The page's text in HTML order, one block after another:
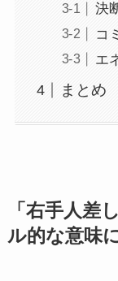
決
コ
エ
まとめ
「右手人差
ル的な意味